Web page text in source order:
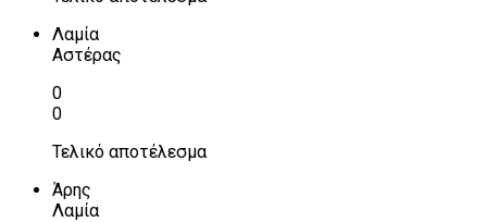
Λαμία
Αστέρας
0
0
Τελικό αποτέλεσμα
Άρης
Λαμία